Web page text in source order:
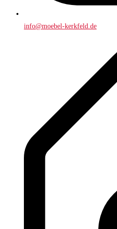
info@moebel-kerkfeld.de